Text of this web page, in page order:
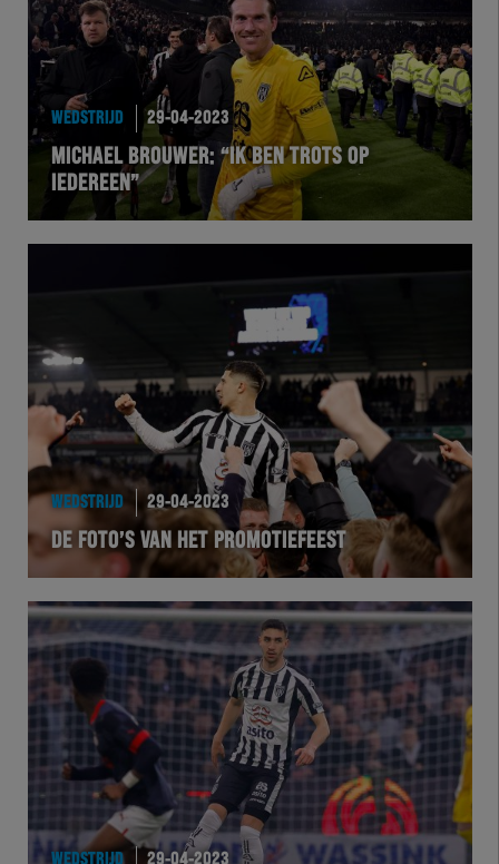
WEDSTRIJD 29-04-2023
MICHAEL BROUWER: “IK BEN TROTS OP
IEDEREEN”
WEDSTRIJD 29-04-2023
DE FOTO’S VAN HET PROMOTIEFEEST
WEDSTRIJD 29-04-2023